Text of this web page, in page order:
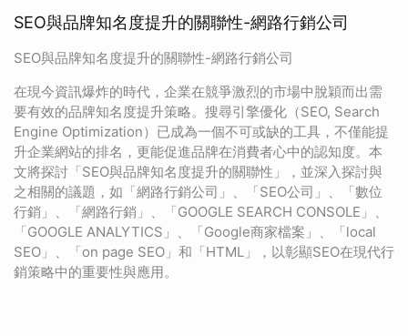
SEO與品牌知名度提升的關聯性-網路行銷公司
SEO與品牌知名度提升的關聯性-網路行銷公司
在現今資訊爆炸的時代，企業在競爭激烈的市場中脫穎而出需
要有效的品牌知名度提升策略。搜尋引擎優化（SEO, Search
Engine Optimization）已成為一個不可或缺的工具，不僅能提
升企業網站的排名，更能促進品牌在消費者心中的認知度。本
文將探討「SEO與品牌知名度提升的關聯性」，並深入探討與
之相關的議題，如「網路行銷公司」、「SEO公司」、「數位
行銷」、「網路行銷」、「GOOGLE SEARCH CONSOLE」、
「GOOGLE ANALYTICS」、「Google商家檔案」、「local
SEO」、「on page SEO」和「HTML」，以彰顯SEO在現代行
銷策略中的重要性與應用。